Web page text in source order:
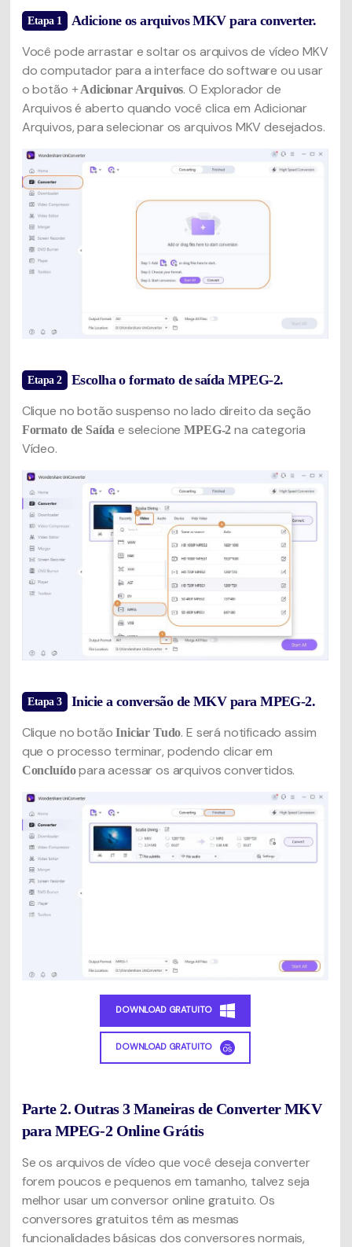
Etapa 1 Adicione os arquivos MKV para converter.
Você pode arrastar e soltar os arquivos de vídeo MKV
do computador para a interface do software ou usar
o botão + Adicionar Arquivos. O Explorador de
Arquivos é aberto quando você clica em Adicionar
Arquivos, para selecionar os arquivos MKV desejados.
Etapa 2 Escolha o formato de saída MPEG-2.
Clique no botão suspenso no lado direito da seção
Formato de Saída e selecioneMPEG-2 na categoria
Vídeo.
Etapa 3 Inicie a conversão de MKV para MPEG-2.
Clique no botãoIniciar Tudo. E será notificado assim
que o processo terminar, podendo clicar em
Concluídopara acessar os arquivos convertidos.
DOWNLOAD GRATUITO
DOWNLOAD GRATUITO
Parte 2. Outras 3 Maneiras de Converter MKV
para MPEG-2 Online Grátis
Se os arquivos de vídeo que você deseja converter
forem poucos e pequenos em tamanho, talvez seja
melhor usar um conversor online gratuito. Os
conversores gratuitos têm as mesmas
funcionalidades básicas dos conversores normais,